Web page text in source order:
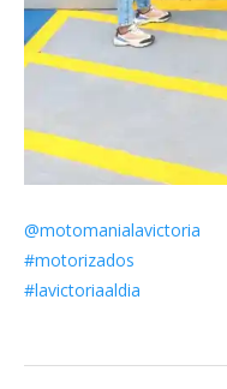
@motomanialavictoria
#motorizados
#lavictoriaaldia